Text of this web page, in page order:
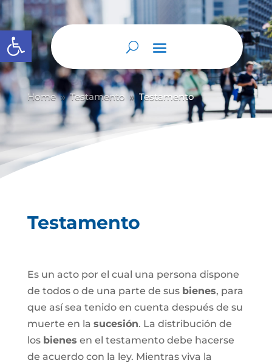
Abrir barra de herramientas
Home 9 Testamento 9 Testamento
Testamento
Es un acto por el cual una persona dispone
de todos o de una parte de sus bienes, para
que así sea tenido en cuenta después de su
muerte en la sucesión. La distribución de
los bienes en el testamento debe hacerse
de acuerdo con la ley. Mientras viva la